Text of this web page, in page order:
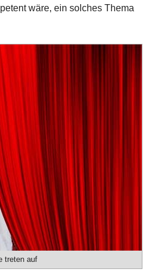
wäre, ein solches Thema
treten auf